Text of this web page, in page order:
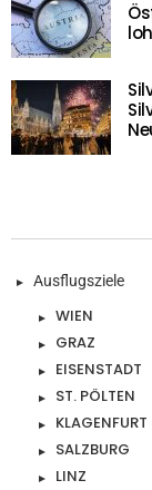
Ausflugsziele
WIEN
GRAZ
EISENSTADT
ST. PÖLTEN
KLAGENFURT
SALZBURG
LINZ